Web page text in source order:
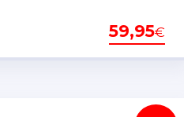
59,95€